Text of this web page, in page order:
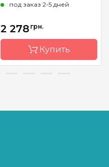
под заказ 2-5 дней
2 278 грн.
Купить
Страна-
Германия